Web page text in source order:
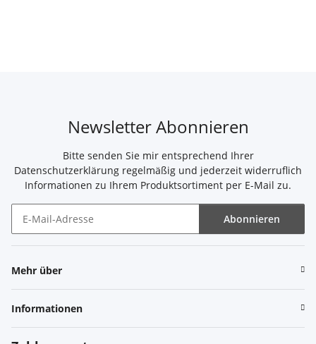
Newsletter Abonnieren
Bitte senden Sie mir entsprechend Ihrer
Datenschutzerklärung regelmäßig und jederzeit widerruflich
Informationen zu Ihrem Produktsortiment per E-Mail zu.
Abonnieren
Mehr über
Informationen